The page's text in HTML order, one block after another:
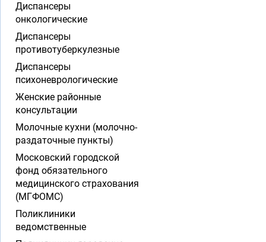
Диспансеры
онкологические
Диспансеры
противотуберкулезные
Диспансеры
психоневрологические
Женские районные
консультации
Молочные кухни (молочно-
раздаточные пункты)
Московский городской
фонд обязательного
медицинского страхования
(МГФОМС)
Поликлиники
ведомственные